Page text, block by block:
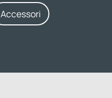
Accessori